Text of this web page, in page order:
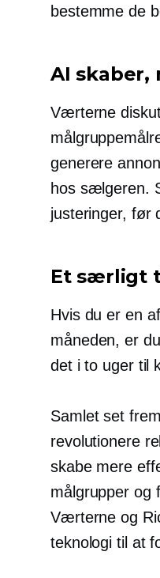
bestemme de
AI skaber,
Værterne
generere
hos sælgeren.
justeringer, før
Et særligt
Hvis du er en
måneden, er
det i to uger til
Samlet set
revolutionere
skabe mere
målgrupper og
Værterne og
teknologi til at